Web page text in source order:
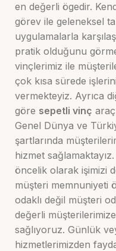
en değerli ögedir.
görev ile geleneksel
uygulamalarla
pratik olduğunu
vinçlerimiz ile
çok kısa sürede
vermekteyiz. Ayrıca
göre sepetli vinç
Genel Dünya ve
şartlarında
hizmet
öncelik olarak işimizi
müşteri memnuniyeti
odaklı değil müşteri
değerli müşterilerimize
sağlıyoruz. Günlük
hizmetlerimizden